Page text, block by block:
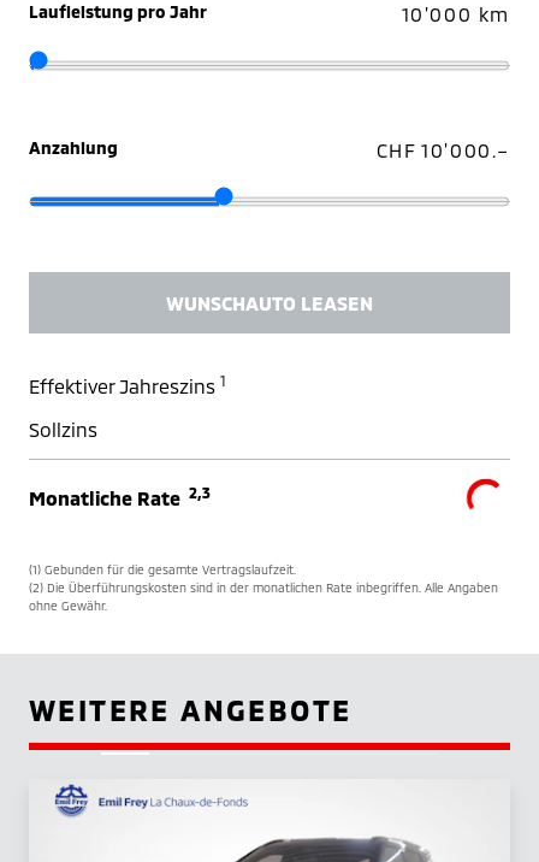
Laufleistung pro Jahr 10'000 km
Anzahlung CHF 10'000.–
WUNSCHAUTO LEASEN
Effektiver Jahreszins 1
Sollzins
Monatliche Rate 2,3
(1) Gebunden für die gesamte Vertragslaufzeit.
(2) Die Überführungskosten sind in der monatlichen Rate inbegriffen. Alle Angaben
ohne Gewähr.
WEITERE ANGEBOTE